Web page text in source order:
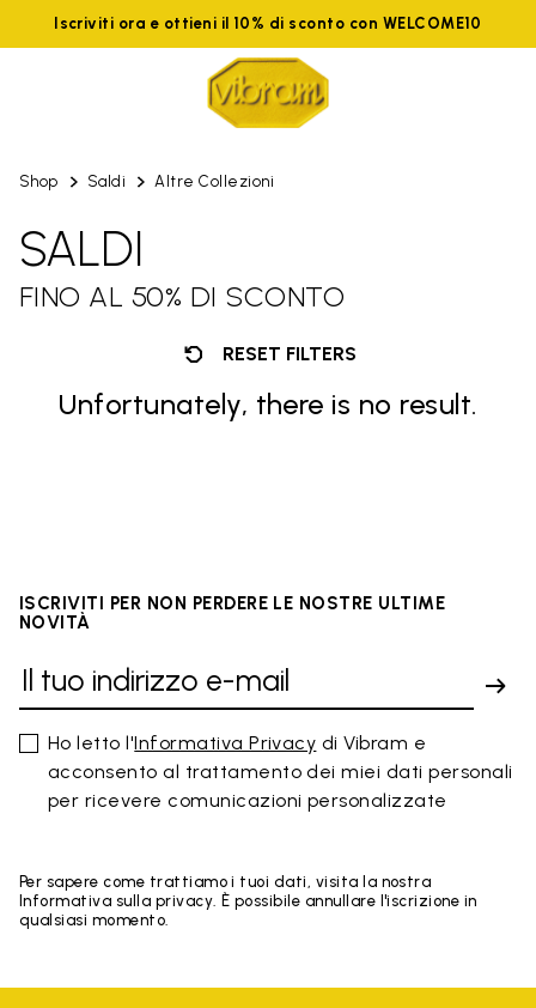
Iscriviti ora e ottieni il 10% di sconto con WELCOME10
Shop Saldi Altre Collezioni
SALDI
FINO AL 50% DI SCONTO
RESET FILTERS
Unfortunately, there is no result.
ISCRIVITI PER NON PERDERE LE NOSTRE ULTIME
NOVITÀ
Ho letto l'Informativa Privacy di Vibram e
acconsento al trattamento dei miei dati personali
per ricevere comunicazioni personalizzate
Per sapere come trattiamo i tuoi dati, visita la nostra
Informativa sulla privacy. È possibile annullare l'iscrizione in
qualsiasi momento.